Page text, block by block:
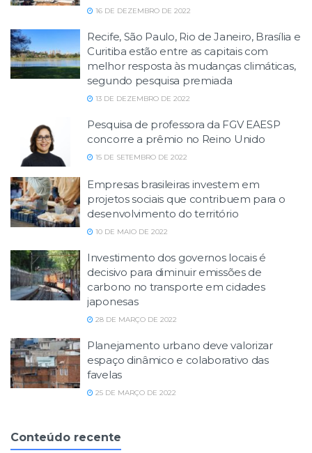
16 DE DEZEMBRO DE 2022
Recife, São Paulo, Rio de Janeiro, Brasília e
Curitiba estão entre as capitais com
melhor resposta às mudanças climáticas,
segundo pesquisa premiada
13 DE DEZEMBRO DE 2022
Pesquisa de professora da FGV EAESP
concorre a prêmio no Reino Unido
15 DE SETEMBRO DE 2022
Empresas brasileiras investem em
projetos sociais que contribuem para o
desenvolvimento do território
10 DE MAIO DE 2022
Investimento dos governos locais é
decisivo para diminuir emissões de
carbono no transporte em cidades
japonesas
28 DE MARÇO DE 2022
Planejamento urbano deve valorizar
espaço dinâmico e colaborativo das
favelas
25 DE MARÇO DE 2022
Conteúdo recente